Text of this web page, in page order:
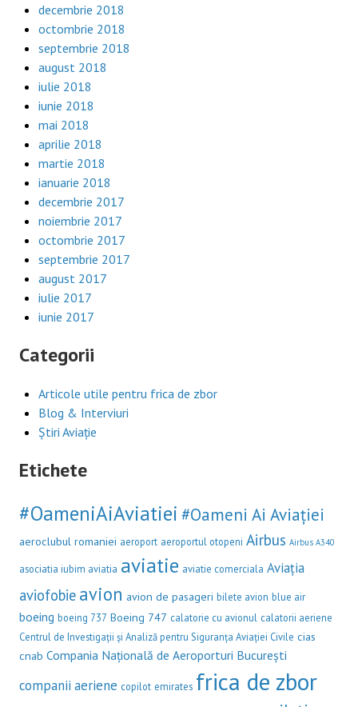
decembrie 2018
octombrie 2018
septembrie 2018
august 2018
iulie 2018
iunie 2018
mai 2018
aprilie 2018
martie 2018
ianuarie 2018
decembrie 2017
noiembrie 2017
octombrie 2017
septembrie 2017
august 2017
iulie 2017
iunie 2017
Categorii
Articole utile pentru frica de zbor
Blog & Interviuri
Știri Aviație
Etichete
#OameniAiAviatiei #Oameni Ai Aviației
aeroclubul romaniei aeroport aeroportul otopeni Airbus Airbus A340
asociatia iubim aviatia aviatie aviatie comerciala Aviația
aviofobie avion avion de pasageri bilete avion blue air
boeing boeing 737 Boeing 747 calatorie cu avionul calatorii aeriene
Centrul de Investigații și Analiză pentru Siguranța Aviației Civile cias
cnab Compania Națională de Aeroporturi București
companii aeriene copilot emirates frica de zbor